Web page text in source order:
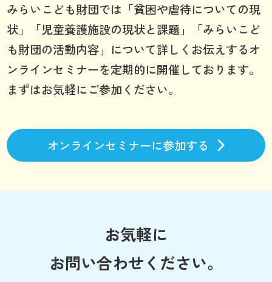
みらいこども財団では「貧困や虐待についての現
状」「児童養護施設の現状と課題」「みらいこど
も財団の活動内容」について詳しくお伝えするオ
ンラインセミナーを定期的に開催しております。
まずはお気軽にご参加ください。
オンラインセミナーに参加する
お気軽に
お問い合わせください。